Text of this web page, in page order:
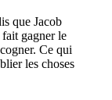
que Jacob
gagner le
Ce qui
les choses